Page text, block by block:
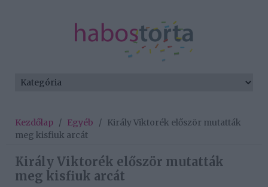
Kezdőlap / Egyéb / Király Viktorék először mutatták
meg kisfiuk arcát
Király Viktorék először mutatták
meg kisfiuk arcát